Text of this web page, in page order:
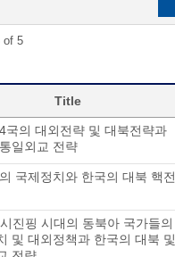
of 5
Title
국의 대외전략 및 대북전략과
일외교 전략
국제정치와 한국의 대북 핵전
시진핑 시대의 동북아 국가들의
및 대외정책과 한국의 대북 및